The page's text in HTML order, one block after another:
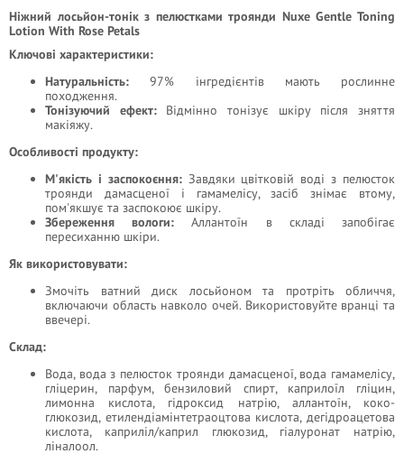
Ніжний лосьйон-тонік з пелюстками троянди Nuxe Gentle Toning
Lotion With Rose Petals
Ключові характеристики:
Натуральність: 97% інгредієнтів мають рослинне
походження.
Тонізуючий ефект:Відмінно тонізує шкіру після зняття
макіяжу.
Особливості продукту:
М'якість і заспокоєння:Завдяки цвітковій воді з пелюсток
троянди дамасценої і гамамелісу, засіб знімає втому,
пом'якшує та заспокоює шкіру.
Збереження вологи: Аллантоїн в складі запобігає
пересиханню шкіри.
Як використовувати:
Змочіть ватний диск лосьйоном та протріть обличчя,
включаючи область навколо очей. Використовуйте вранці та
ввечері.
Склад:
Вода, вода з пелюсток троянди дамасценої, вода гамамелісу,
гліцерин, парфум, бензиловий спирт, каприлоїл гліцин,
лимонна кислота, гідроксид натрію, аллантоїн, коко-
глюкозид, етилендіамінтетраоцтова кислота, дегідроацетова
кислота, каприліл/каприл глюкозид, гіалуронат натрію,
ліналоол.